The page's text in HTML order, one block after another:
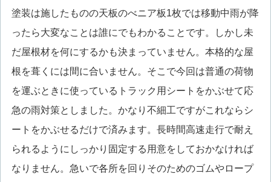
塗装は施したものの天板のべニア板1枚では移動中雨が降
ったら大変なことは誰にでもわかることです。しかし未
だ屋根材を何にするかも決まっていません。本格的な屋
根を葺くには間に合いません。そこで今回は普通の荷物
を運ぶときに使っているトラック用シートをかぶせて応
急の雨対策としました。かなり不細工ですがこれならシ
ートをかぶせるだけで済みます。長時間高速走行で耐え
られるようにしっかり固定する用意をしておかなければ
なりません。急いで各所を回りそのためのゴムやロープ